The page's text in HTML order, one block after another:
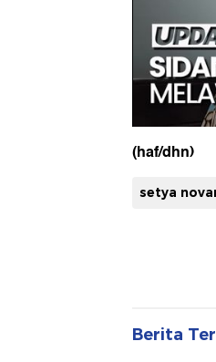
(haf/dhn)
setya
Berita